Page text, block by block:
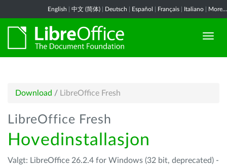
English 中文 (简体) Deutsch Español Français Italiano More...
Download / LibreOffice Fresh
LibreOffice Fresh
Hovedinstallasjon
Valgt: LibreOffice 26.2.4 for Windows (32 bit, deprecated) -